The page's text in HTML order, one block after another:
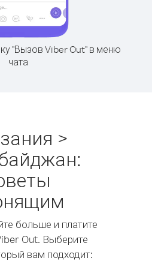
"Вызов Viber Out" в меню
чата
>
больше и платите
Out. Выберите
вам подходит: